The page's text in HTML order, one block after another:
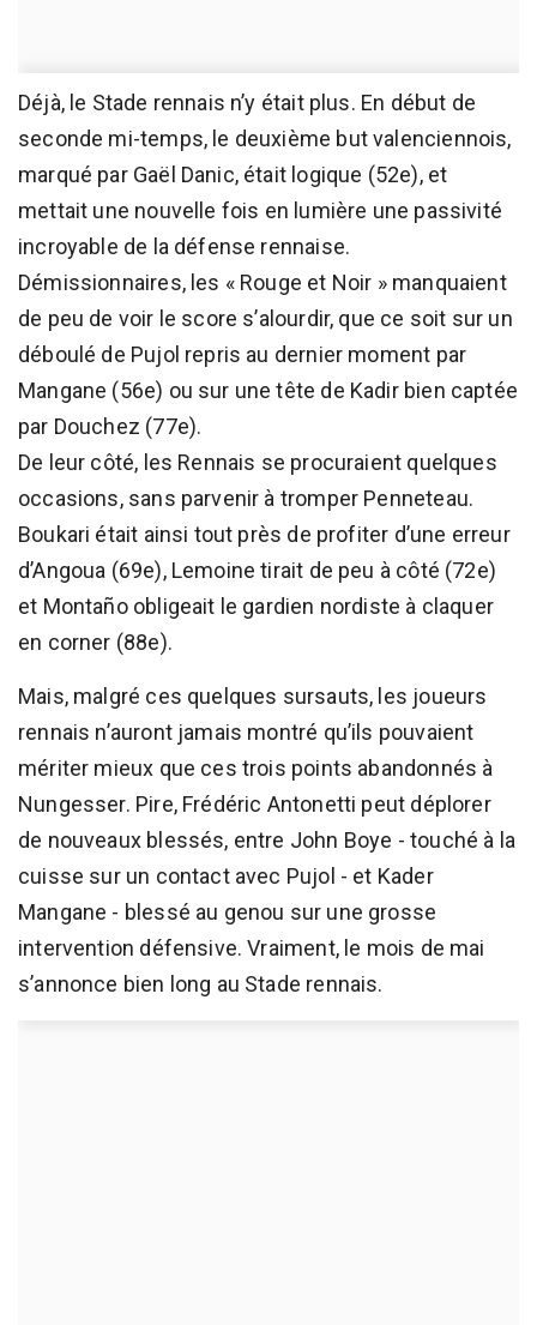
Déjà, le Stade rennais n’y était plus. En début de
seconde mi-temps, le deuxième but valenciennois,
marqué par Gaël Danic, était logique (52e), et
mettait une nouvelle fois en lumière une passivité
incroyable de la défense rennaise.
Démissionnaires, les « Rouge et Noir » manquaient
de peu de voir le score s’alourdir, que ce soit sur un
déboulé de Pujol repris au dernier moment par
Mangane (56e) ou sur une tête de Kadir bien captée
par Douchez (77e).
De leur côté, les Rennais se procuraient quelques
occasions, sans parvenir à tromper Penneteau.
Boukari était ainsi tout près de profiter d’une erreur
d’Angoua (69e), Lemoine tirait de peu à côté (72e)
et Montaño obligeait le gardien nordiste à claquer
en corner (88e).
Mais, malgré ces quelques sursauts, les joueurs
rennais n’auront jamais montré qu’ils pouvaient
mériter mieux que ces trois points abandonnés à
Nungesser. Pire, Frédéric Antonetti peut déplorer
de nouveaux blessés, entre John Boye - touché à la
cuisse sur un contact avec Pujol - et Kader
Mangane - blessé au genou sur une grosse
intervention défensive. Vraiment, le mois de mai
s’annonce bien long au Stade rennais.